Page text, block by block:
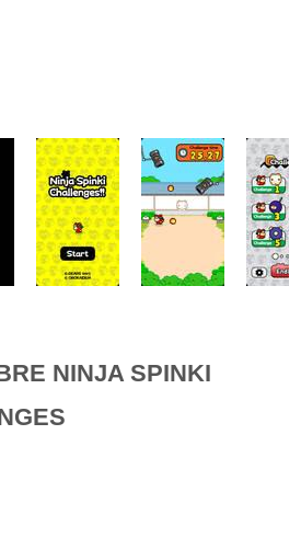
NINJA SPINKI